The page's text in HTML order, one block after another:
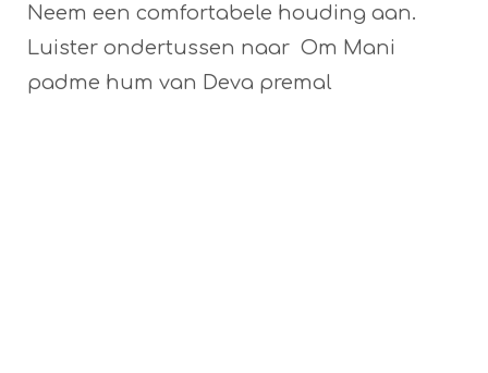
Neem een comfortabele houding aan.
Luister ondertussen naar Om Mani
padme hum van Deva premal